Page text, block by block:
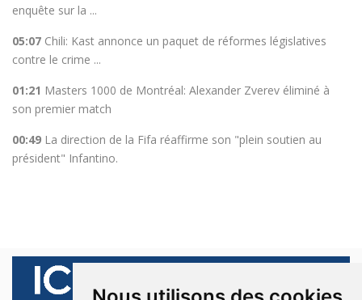
enquête sur la ...
05:07 Chili: Kast annonce un paquet de réformes législatives
contre le crime ...
01:21 Masters 1000 de Montréal: Alexander Zverev éliminé à
son premier match
00:49 La direction de la Fifa réaffirme son "plein soutien au
président" Infantino.